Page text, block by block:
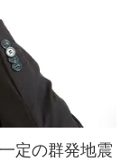
定の群発地震